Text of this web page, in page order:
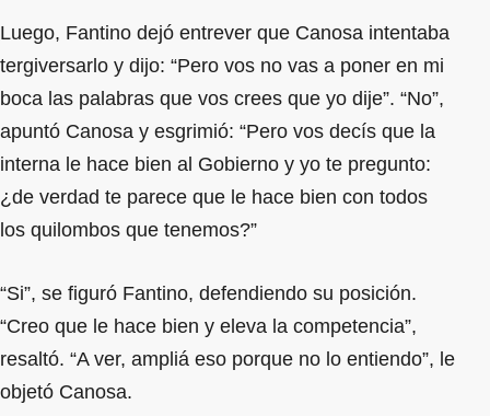
Luego, Fantino dejó entrever que Canosa intentaba
tergiversarlo y dijo: “Pero vos no vas a poner en mi
boca las palabras que vos crees que yo dije”. “No”,
apuntó Canosa y esgrimió: “Pero vos decís que la
interna le hace bien al Gobierno y yo te pregunto:
¿de verdad te parece que le hace bien con todos
los quilombos que tenemos?”
“Si”, se figuró Fantino, defendiendo su posición.
“Creo que le hace bien y eleva la competencia”,
resaltó. “A ver, ampliá eso porque no lo entiendo”, le
objetó Canosa.